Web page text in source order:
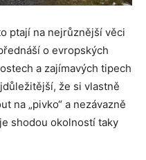
ptají na nejrůznější věci
o evropských
a zajímavých tipech
že si vlastně
na „pivko“ a nezávazně
shodou okolností taky